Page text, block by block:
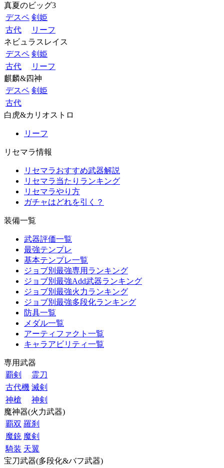
真夏のビッグ3
デスペ 剣姫
古代
リーフ
ネビュラスレイス
デスペ 剣姫
古代
リーフ
麒麟&四神
デスペ 剣姫
古代
白虎&カリオストロ
リーフ
リセマラ情報
リセマラおすすめ武器解説
リセマラ当たりランキング
リセマラやり方
ガチャはどれを引く？
装備一覧
武器評価一覧
最強テンプレ
基本テンプレ一覧
ジョブ別最強専用ランキング
ジョブ別最強Add武器ランキング
ジョブ別最強火力ランキング
ジョブ別最強多段化ランキング
防具一覧
メダル一覧
アーティファクト一覧
キャラアビリティ一覧
専用武器
覇剣
霊刀
古代機 滅剣
神槍
神剣
魔神器(火力武器)
覇双 羅刹
魔銃 魔剣
騎装 天翼
宝刀武器(多段化&バフ武器)